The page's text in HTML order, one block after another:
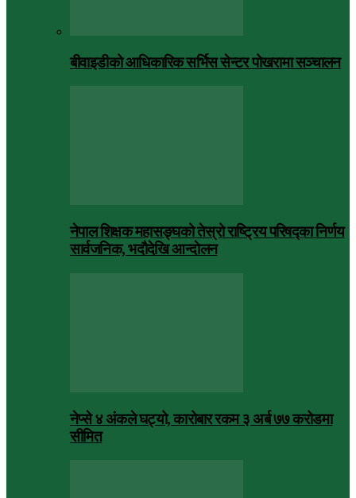
बीवाइडीको आधिकारिक सर्भिस सेन्टर पोखरामा सञ्चालन
नेपाल शिक्षक महासङ्घको तेस्रो राष्ट्रिय परिषद्का निर्णय
सार्वजनिक, भदाैदेखि आन्दाेलन
नेप्से ४ अंकले घट्यो, कारोबार रकम ३ अर्ब ७७ करोडमा
सीमित